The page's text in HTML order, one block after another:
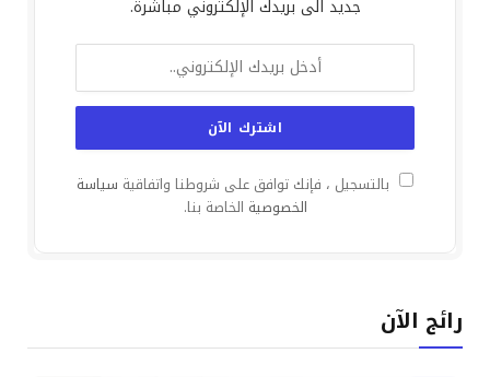
جديد الى بريدك الإلكتروني مباشرة.
بالتسجيل ، فإنك توافق على شروطنا واتفاقية سياسة
الخصوصية الخاصة بنا.
رائج الآن